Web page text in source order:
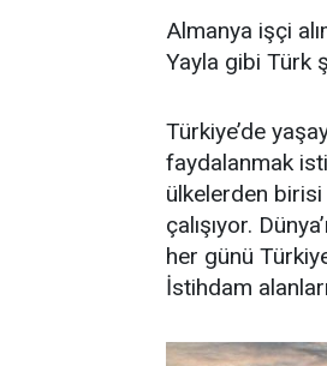
Almanya işçi
Yayla gibi Türk
Türkiye’de
faydalanmak
ülkelerden birisi
çalışıyor.
her günü
İstihdam